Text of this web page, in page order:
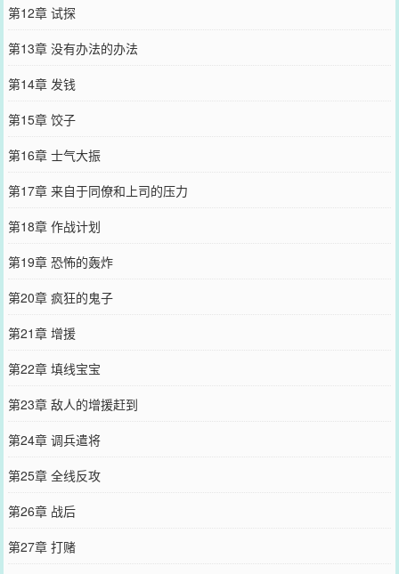
第12章 试探
第13章 没有办法的办法
第14章 发钱
第15章 饺子
第16章 士气大振
第17章 来自于同僚和上司的压力
第18章 作战计划
第19章 恐怖的轰炸
第20章 疯狂的鬼子
第21章 增援
第22章 填线宝宝
第23章 敌人的增援赶到
第24章 调兵遣将
第25章 全线反攻
第26章 战后
第27章 打赌